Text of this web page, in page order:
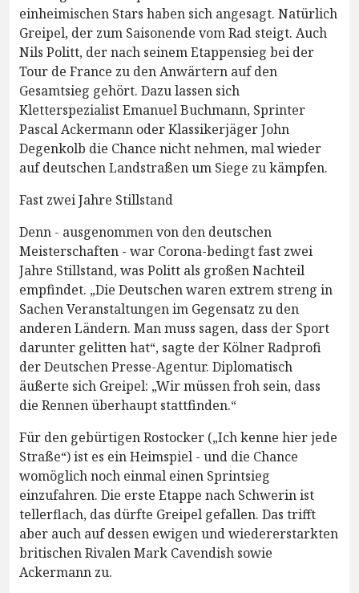
einheimischen Stars haben sich angesagt. Natürlich
Greipel, der zum Saisonende vom Rad steigt. Auch
Nils Politt, der nach seinem Etappensieg bei der
Tour de France zu den Anwärtern auf den
Gesamtsieg gehört. Dazu lassen sich
Kletterspezialist Emanuel Buchmann, Sprinter
Pascal Ackermann oder Klassikerjäger John
Degenkolb die Chance nicht nehmen, mal wieder
auf deutschen Landstraßen um Siege zu kämpfen.
Fast zwei Jahre Stillstand
Denn - ausgenommen von den deutschen
Meisterschaften - war Corona-bedingt fast zwei
Jahre Stillstand, was Politt als großen Nachteil
empfindet. „Die Deutschen waren extrem streng in
Sachen Veranstaltungen im Gegensatz zu den
anderen Ländern. Man muss sagen, dass der Sport
darunter gelitten hat“, sagte der Kölner Radprofi
der Deutschen Presse-Agentur. Diplomatisch
äußerte sich Greipel: „Wir müssen froh sein, dass
die Rennen überhaupt stattfinden.“
Für den gebürtigen Rostocker („Ich kenne hier jede
Straße“) ist es ein Heimspiel - und die Chance
womöglich noch einmal einen Sprintsieg
einzufahren. Die erste Etappe nach Schwerin ist
tellerflach, das dürfte Greipel gefallen. Das trifft
aber auch auf dessen ewigen und wiedererstarkten
britischen Rivalen Mark Cavendish sowie
Ackermann zu.